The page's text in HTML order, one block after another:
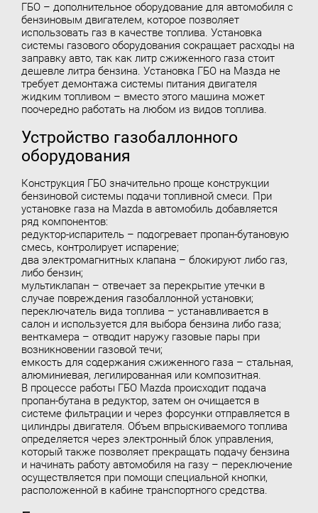
Оставить отзыв
Подпишитесь на нашу рассылку:
Email
Подписаться
ГБО – дополнительное оборудование для автомобиля с
бензиновым двигателем, которое позволяет
использовать газ в качестве топлива. Установка
системы газового оборудования сокращает расходы на
заправку авто, так как литр сжиженного газа стоит
дешевле литра бензина. Установка ГБО на Мазда не
требует демонтажа системы питания двигателя
жидким топливом – вместо этого машина может
поочередно работать на любом из видов топлива.
Устройство газобаллонного
оборудования
Конструкция ГБО значительно проще конструкции
бензиновой системы подачи топливной смеси. При
установке газа на Mazda в автомобиль добавляется
ряд компонентов:
редуктор-испаритель – подогревает пропан-бутановую
смесь, контролирует испарение;
два электромагнитных клапана – блокируют либо газ,
либо бензин;
мультиклапан – отвечает за перекрытие утечки в
случае повреждения газобаллонной установки;
переключатель вида топлива – устанавливается в
салон и используется для выбора бензина либо газа;
венткамера – отводит наружу газовые пары при
возникновении газовой течи;
емкость для содержания сжиженного газа – стальная,
алюминиевая, легилированная или композитная.
В процессе работы ГБО Mazda происходит подача
пропан-бутана в редуктор, затем он очищается в
системе фильтрации и через форсунки отправляется в
цилиндры двигателя. Объем впрыскиваемого топлива
определяется через электронный блок управления,
который также позволяет прекращать подачу бензина
и начинать работу автомобиля на газу – переключение
осуществляется при помощи специальной кнопки,
расположенной в кабине транспортного средства.